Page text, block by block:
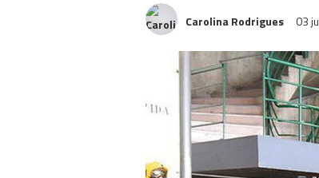
Carolina Rodrigues 03